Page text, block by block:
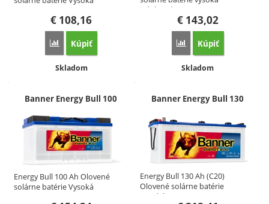
€ 108,16
Porovnať
Kúpiť
Dostupnosť:
Skladom
odolnosť…
€143,02
Porovnať
Kúpiť
Dostupnosť:
Skladom
Banner Energy Bull 100
Energy Bull 100 Ah Olovené
solárne batérie Vysoká
Banner Energy Bull 130
Energy Bull 130 Ah (C20)
Olovené solárne batérie
Vysoká…